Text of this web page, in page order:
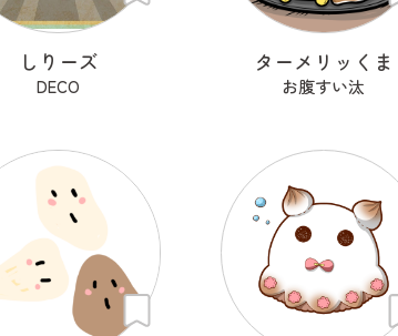
しりーズ
DECO
ターメリッくま
お腹すい汰